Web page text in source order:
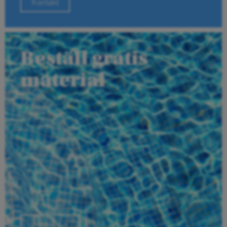
Kontakt
Beställ gratis
material
Beställ här